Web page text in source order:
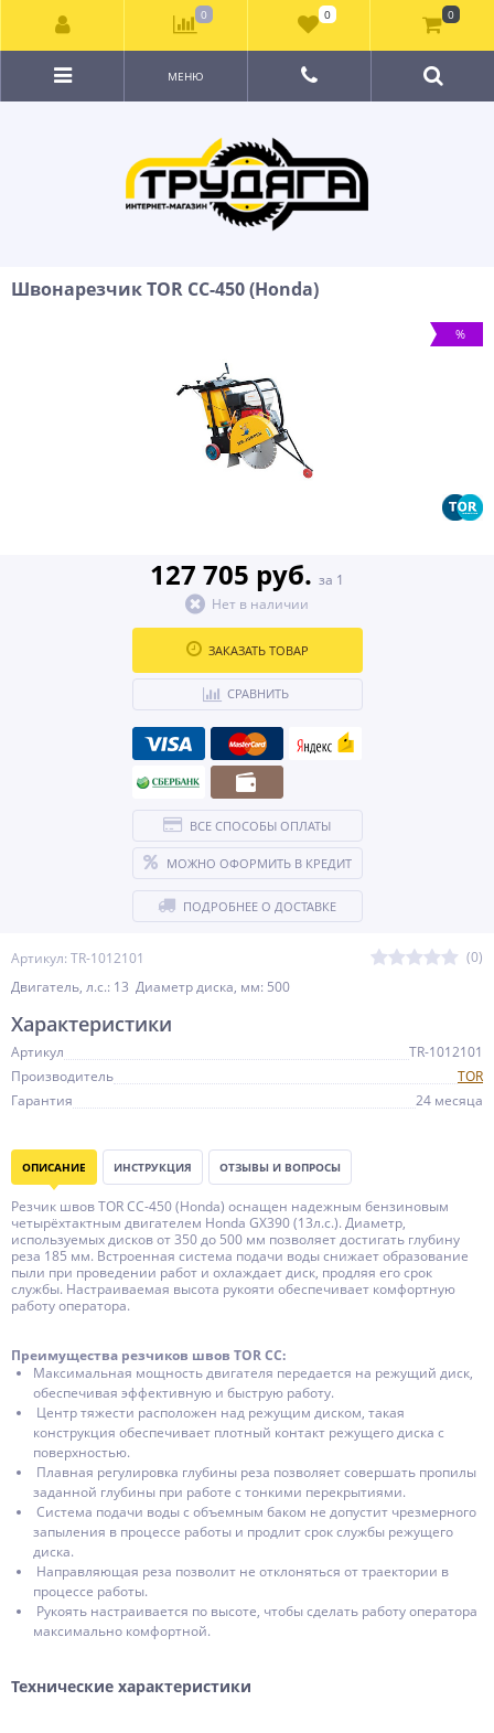
МЕНЮ
Швонарезчик TOR CC-450 (Honda)
%
Артикул: TR-1012101
(0)
Двигатель, л.с.: 13 Диаметр диска, мм: 500
127 705 руб. за 1
Нет в наличии
ЗАКАЗАТЬ ТОВАР
СРАВНИТЬ
ВСЕ СПОСОБЫ ОПЛАТЫ
МОЖНО ОФОРМИТЬ В КРЕДИТ
ПОДРОБНЕЕ О ДОСТАВКЕ
Характеристики
Артикул
TR-1012101
Производитель
TOR
Гарантия
24 месяца
ОПИСАНИЕ ИНСТРУКЦИЯ ОТЗЫВЫ И ВОПРОСЫ
Резчик швов TOR CC-450 (Honda) оснащен надежным бензиновым
четырёхтактным двигателем Honda GX390 (13л.с.). Диаметр,
используемых дисков от 350 до 500 мм позволяет достигать глубину
реза 185 мм. Встроенная система подачи воды снижает образование
пыли при проведении работ и охлаждает диск, продляя его срок
службы. Настраиваемая высота рукояти обеспечивает комфортную
работу оператора.
Преимущества резчиков швов TOR СС:
Максимальная мощность двигателя передается на режущий диск,
обеспечивая эффективную и быструю работу.
Центр тяжести расположен над режущим диском, такая
конструкция обеспечивает плотный контакт режущего диска с
поверхностью.
Плавная регулировка глубины реза позволяет совершать пропилы
заданной глубины при работе с тонкими перекрытиями.
Система подачи воды с объемным баком не допустит чрезмерного
запыления в процессе работы и продлит срок службы режущего
диска.
Направляющая реза позволит не отклоняться от траектории в
процессе работы.
Рукоять настраивается по высоте, чтобы сделать работу оператора
максимально комфортной.
Технические характеристики
0 0 0